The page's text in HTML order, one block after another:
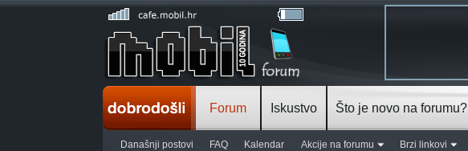
Forum
Današnji postovi FAQ Kalendar Akcije na forumu Brzi linkovi
Iskustvo Što je novo na forumu?